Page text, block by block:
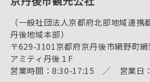
海水浴
キャンプ
お宿探し
宿泊・日帰り予約（空室検索）
予約照会・予約キャンセル
宿泊施設一覧（お宿比較ページ
アクセス
お知らせ
イベント情報
（一般社団法人京都府北部地域連
丹後地域本部）
〒629-3101京都府京丹後市網野町
アミティ丹後１F
営業時間：8:30-17:15 ／ 営業日